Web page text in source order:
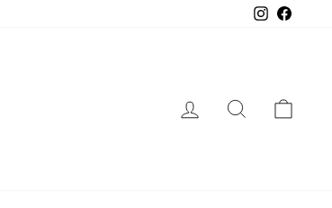
INGRESAR
BUSCAR